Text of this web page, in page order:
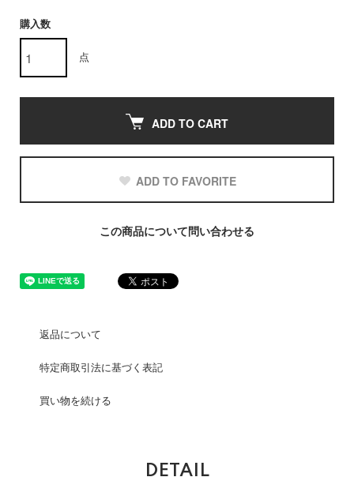
購入数
点
ADD TO CART
ADD TO FAVORITE
この商品について問い合わせる
返品について
特定商取引法に基づく表記
買い物を続ける
DETAIL